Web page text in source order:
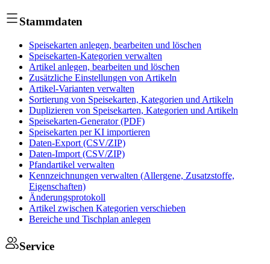
Stammdaten
Speisekarten anlegen, bearbeiten und löschen
Speisekarten-Kategorien verwalten
Artikel anlegen, bearbeiten und löschen
Zusätzliche Einstellungen von Artikeln
Artikel-Varianten verwalten
Sortierung von Speisekarten, Kategorien und Artikeln
Duplizieren von Speisekarten, Kategorien und Artikeln
Speisekarten-Generator (PDF)
Speisekarten per KI importieren
Daten-Export (CSV/ZIP)
Daten-Import (CSV/ZIP)
Pfandartikel verwalten
Kennzeichnungen verwalten (Allergene, Zusatzstoffe,
Eigenschaften)
Änderungsprotokoll
Artikel zwischen Kategorien verschieben
Bereiche und Tischplan anlegen
Service